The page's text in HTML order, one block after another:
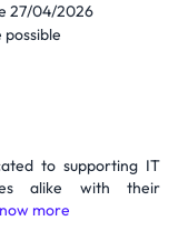
27/04/2026
to supporting IT
alike with their
more